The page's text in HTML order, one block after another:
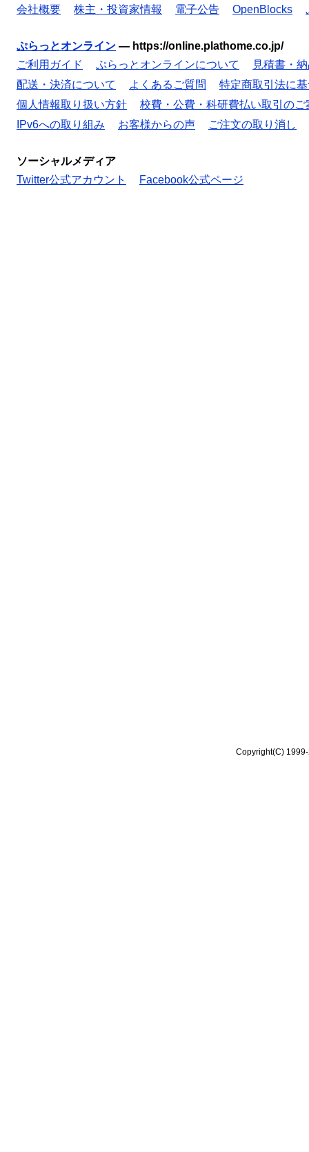
会社概要 株主・投資家情報 電子公告 OpenBlocks
ぷらっとオンライン — https://online.plathome.co.jp/
ご利用ガイド
ぷらっとオンラインについて
見積書・
配送・決済について
よくあるご質問
特定商取引法に
個人情報取り扱い方針
校費・公費・科研費払い取引のご
IPv6への取り組み
お客様からの声 ご注文の取り消し
ソーシャルメディア
Twitter公式アカウント
Facebook公式ページ
Copyright(C)